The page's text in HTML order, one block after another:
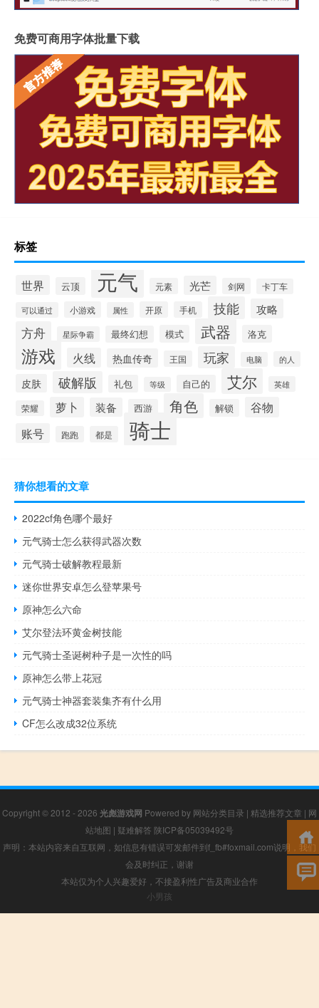
免费可商用字体批量下载
标签
世界 云顶 元气 元素 光芒 剑网 卡丁车
可以通过 小游戏 属性 开原 手机 技能 攻略
方舟 星际争霸 最终幻想 模式 武器 洛克
游戏 火线 热血传奇 王国 玩家 电脑 的人
皮肤 破解版 礼包 等级 自己的 艾尔 英雄
荣耀 萝卜 装备 西游 角色 解锁 谷物
账号 跑跑 都是 骑士
猜你想看的文章
2022cf角色哪个最好
元气骑士怎么获得武器次数
元气骑士破解教程最新
迷你世界安卓怎么登苹果号
原神怎么六命
艾尔登法环黄金树技能
元气骑士圣诞树种子是一次性的吗
原神怎么带上花冠
元气骑士神器套装集齐有什么用
CF怎么改成32位系统
Copyright © 2012 - 2026 光彪游戏网 Powered by 网站分类目录 | 精选推荐文章 | 网
站地图 | 疑难解答 陕ICP备05039492号
声明：本站内容来自互联网，如信息有错误可发邮件到f_fb#foxmail.com说明，我们
会及时纠正，谢谢
本站仅为个人兴趣爱好，不接盈利性广告及商业合作
小男孩